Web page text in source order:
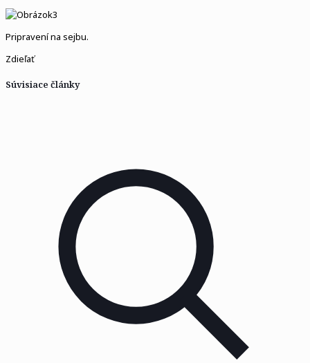
Pripravení na sejbu.
Zdieľať
Súvisiace články